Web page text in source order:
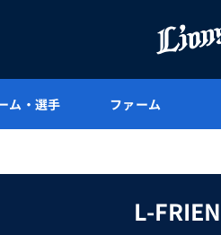
ム・選手 ファーム
L-